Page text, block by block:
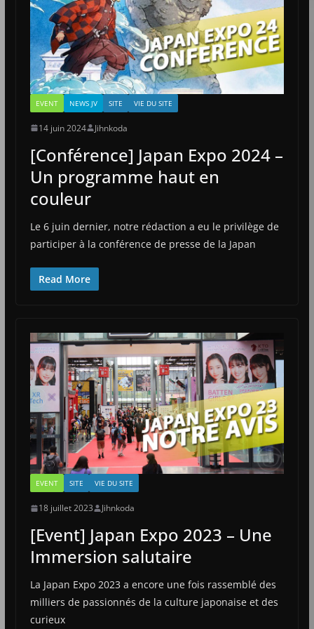
EVENT NEWS JV SITE VIE DU SITE
14 juin 2024 Jihnkoda
[Conférence] Japan Expo 2024 –
Un programme haut en
couleur
Le 6 juin dernier, notre rédaction a eu le privilège de
participer à la conférence de presse de la Japan
Read More
EVENT SITE VIE DU SITE
18 juillet 2023 Jihnkoda
[Event] Japan Expo 2023 – Une
Immersion salutaire
La Japan Expo 2023 a encore une fois rassemblé des
milliers de passionnés de la culture japonaise et des
curieux